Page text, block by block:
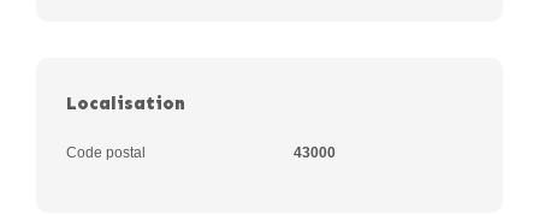
Localisation
Code postal 43000